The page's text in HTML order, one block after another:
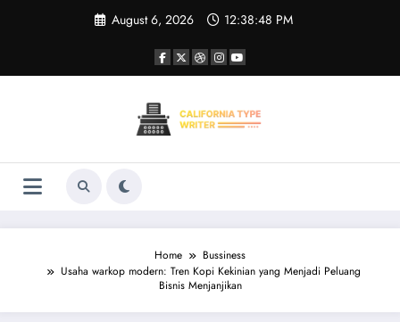
August 6, 2026 12:38:49 PM
Home
Bussiness
Usaha warkop modern: Tren Kopi Kekinian yang Menjadi Peluang
Bisnis Menjanjikan